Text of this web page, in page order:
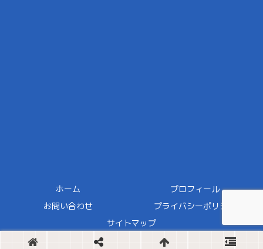
ホーム
プロフィール
お問い合わせ
プライバシーポリシー
サイトマップ
Copyright © 2024 ほどほどDIY All Rights Reserved.